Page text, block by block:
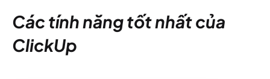
Các tính năng tốt nhất của
ClickUp